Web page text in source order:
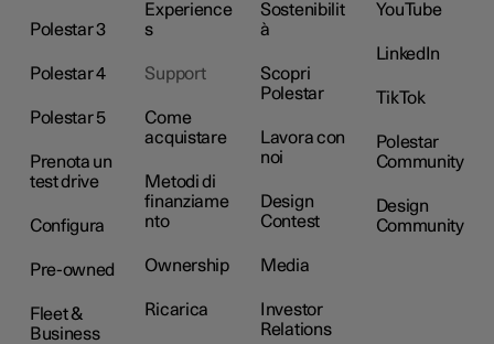
Polestar 3
Polestar 4
Polestar 5
Prenota un
test drive
Configura
Pre-owned
Fleet &
Business
Experience
s
Support
Come
acquistare
Metodi di
finanziame
nto
Ownership
Ricarica
Sostenibilit
à
Scopri
Polestar
Lavora con
noi
Design
Contest
Media
Investor
Relations
YouTube
LinkedIn
TikTok
Polestar
Community
Design
Community